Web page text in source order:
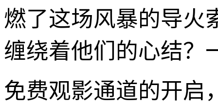
燃了这场风暴的导火
缠绕着他们的心结？
免费观影通道的开启